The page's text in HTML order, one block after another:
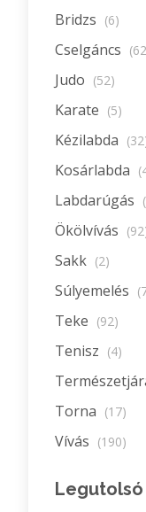
Bridzs (6)
Cselgáncs
Judo (52)
Karate (5)
Kézilabda
Kosárlabda
Labdarúgás
Ökölvívás
Sakk (2)
Súlyemelés
Teke (92)
Tenisz (4)
Torna (17)
Vívás (190)